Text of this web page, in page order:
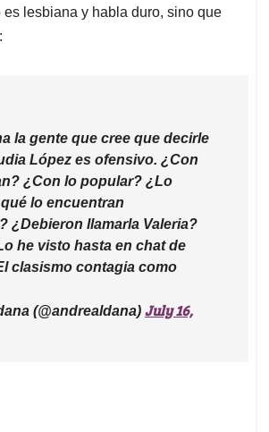
lesbiana y habla duro, sino que
la gente que cree que decirle
López es ofensivo. ¿Con
¿Con lo popular? ¿Lo
lo encuentran
¿Debieron llamarla Valeria?
he visto hasta en chat de
clasismo contagia como
(@andrealdana) July 16,